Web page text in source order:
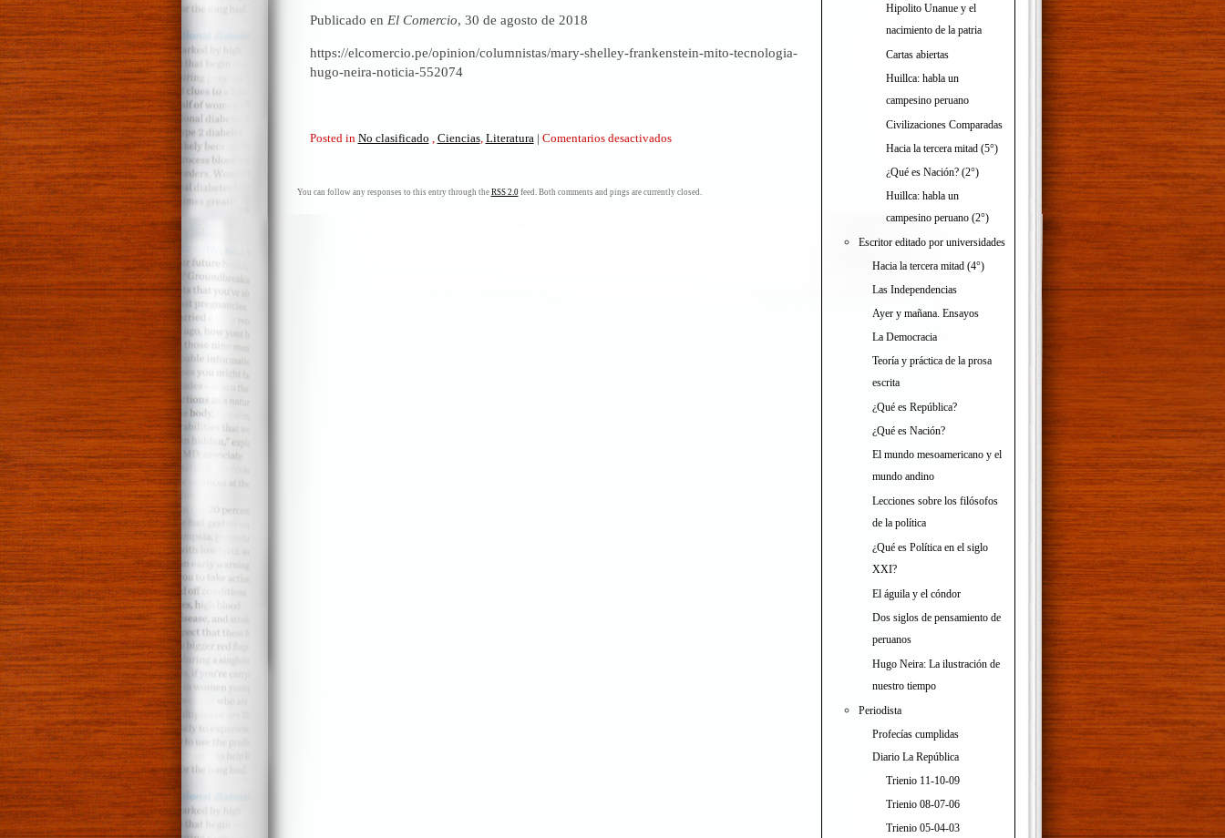
Publicado en El Comercio, 30 de agosto de 2018
https://elcomercio.pe/opinion/columnistas/mary-shelley-frankenstein-mito-tecnologia-
hugo-neira-noticia-552074
Posted in No clasificado , Ciencias, Literatura | Comentarios desactivadosen
Frankenstein,
You can follow any responses to this entry through the RSS 2.0feed. Both comments and pings are currently closed.
Hipolito Unanue y el
nacimiento de la patria
Cartas abiertas
Huillca: habla un
campesino peruano
Civilizaciones Comparadas
Hacia la tercera mitad (5°)
¿Qué es Nación? (2°)
Huillca: habla un
campesino peruano (2°)
Escritor editado por universidades
Hacia la tercera mitad (4°)
Las Independencias
Ayer y mañana. Ensayos
La Democracia
Teoría y práctica de la prosa
escrita
¿Qué es República?
¿Qué es Nación?
El mundo mesoamericano y el
mundo andino
Lecciones sobre los filósofos
de la política
¿Qué es Política en el siglo
XXI?
El águila y el cóndor
Dos siglos de pensamiento de
peruanos
Hugo Neira: La ilustración de
nuestro tiempo
Periodista
Profecías cumplidas
Diario La República
Trienio 11-10-09
Trienio 08-07-06
Trienio 05-04-03